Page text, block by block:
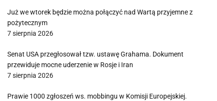
Już we wtorek będzie można połączyć nad Wartą przyjemne z
pożytecznym
7 sierpnia 2026
Senat USA przegłosował tzw. ustawę Grahama. Dokument
przewiduje mocne uderzenie w Rosje i Iran
7 sierpnia 2026
Prawie 1000 zgłoszeń ws. mobbingu w Komisji Europejskiej.